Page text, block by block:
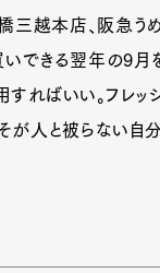
Cars
三越本店、阪急
できる翌年の9月
ればいい。フレッ
が人と被らない